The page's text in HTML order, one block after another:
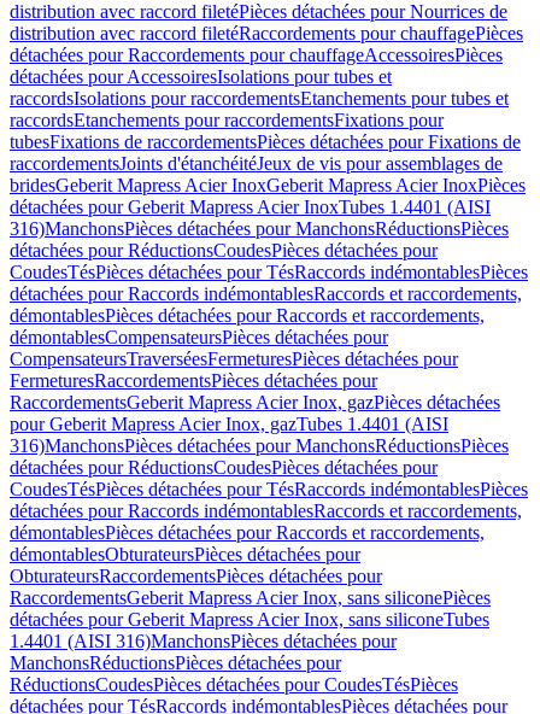
distribution avec raccord filetéPièces détachées pour Nourrices de
distribution avec raccord filetéRaccordements pour chauffagePièces
détachées pour Raccordements pour chauffageAccessoiresPièces
détachées pour AccessoiresIsolations pour tubes et
raccordsIsolations pour raccordementsEtanchements pour tubes et
raccordsEtanchements pour raccordementsFixations pour
tubesFixations de raccordementsPièces détachées pour Fixations de
raccordementsJoints d'étanchéitéJeux de vis pour assemblages de
bridesGeberit Mapress Acier InoxGeberit Mapress Acier InoxPièces
détachées pour Geberit Mapress Acier InoxTubes 1.4401 (AISI
316)ManchonsPièces détachées pour ManchonsRéductionsPièces
détachées pour RéductionsCoudesPièces détachées pour
CoudesTésPièces détachées pour TésRaccords indémontablesPièces
détachées pour Raccords indémontablesRaccords et raccordements,
démontablesPièces détachées pour Raccords et raccordements,
démontablesCompensateursPièces détachées pour
CompensateursTraverséesFermeturesPièces détachées pour
FermeturesRaccordementsPièces détachées pour
RaccordementsGeberit Mapress Acier Inox, gazPièces détachées
pour Geberit Mapress Acier Inox, gazTubes 1.4401 (AISI
316)ManchonsPièces détachées pour ManchonsRéductionsPièces
détachées pour RéductionsCoudesPièces détachées pour
CoudesTésPièces détachées pour TésRaccords indémontablesPièces
détachées pour Raccords indémontablesRaccords et raccordements,
démontablesPièces détachées pour Raccords et raccordements,
démontablesObturateursPièces détachées pour
ObturateursRaccordementsPièces détachées pour
RaccordementsGeberit Mapress Acier Inox, sans siliconePièces
détachées pour Geberit Mapress Acier Inox, sans siliconeTubes
1.4401 (AISI 316)ManchonsPièces détachées pour
ManchonsRéductionsPièces détachées pour
RéductionsCoudesPièces détachées pour CoudesTésPièces
détachées pour TésRaccords indémontablesPièces détachées pour